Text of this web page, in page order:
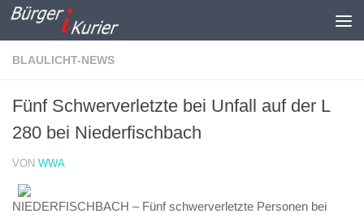
Zum Inhalt springen
BLAULICHT-NEWS
Fünf Schwerverletzte bei Unfall auf der L
280 bei Niederfischbach
VON WWA
NIEDERFISCHBACH – Fünf schwerverletzte Personen bei